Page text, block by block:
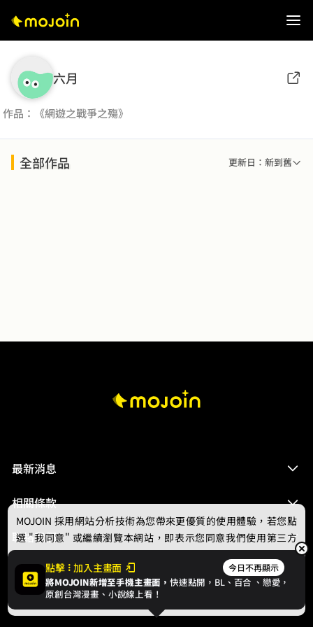
六月
作品：《網遊之戰爭之殤》
全部作品 更新日：新到舊
最新消息
相關條款
聯絡我們
© 2024 gamania Digital Entertainment Co., Ltd.
點擊 加入主畫面 今日不再顯示
將MOJOIN新增至手機主畫面，快速點開，BL、 百合 、戀愛，
原創台灣漫畫、小說線上看！
MOJOIN 採用網站分析技術為您帶來更優質的使用體驗，若您點
選 "我同意" 或繼續瀏覽本網站，即表示您同意我們使用第三方
Cookie，欲瞭解更多資訊請見隱私權政策。
我同意